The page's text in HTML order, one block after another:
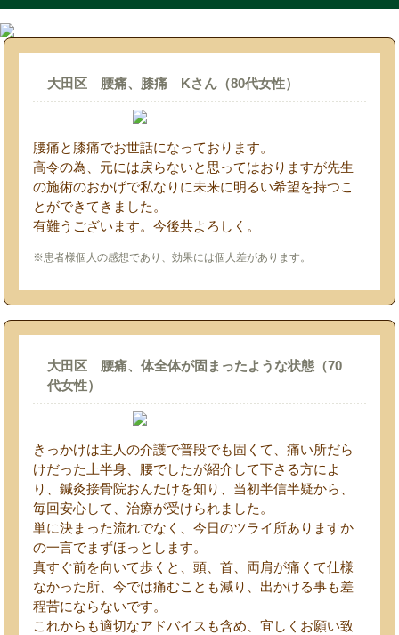
大田区 腰痛、膝痛 Kさん（80代女性）
腰痛と膝痛でお世話になっております。
高令の為、元には戻らないと思ってはおりますが先生
の施術のおかげで私なりに未来に明るい希望を持つこ
とができてきました。
有難うございます。今後共よろしく。
※患者様個人の感想であり、効果には個人差があります。
大田区 腰痛、体全体が固まったような状態（70
代女性）
きっかけは主人の介護で普段でも固くて、痛い所だら
けだった上半身、腰でしたが紹介して下さる方によ
り、鍼灸接骨院おんたけを知り、当初半信半疑から、
毎回安心して、治療が受けられました。
単に決まった流れでなく、今日のツライ所ありますか
の一言でまずほっとします。
真すぐ前を向いて歩くと、頭、首、両肩が痛くて仕様
なかった所、今では痛むことも減り、出かける事も差
程苦にならないです。
これからも適切なアドバイスも含め、宜しくお願い致